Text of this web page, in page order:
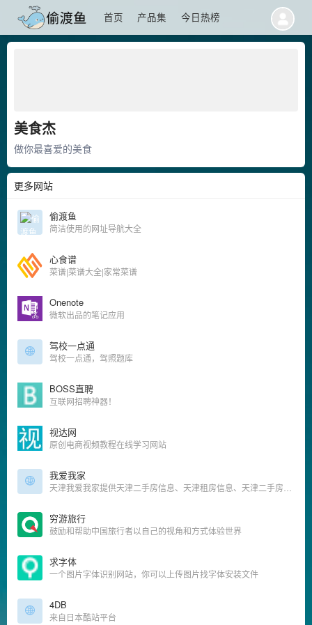
首页 产品集 今日热榜
美食杰
做你最喜爱的美食
更多网站
偷渡鱼
简洁使用的网址导航大全
心食谱
菜谱|菜谱大全|家常菜谱
Onenote
微软出品的笔记应用
驾校一点通
驾校一点通，驾照题库
BOSS直聘
互联网招聘神器！
视达网
原创电商视频教程在线学习网站
我爱我家
穷游旅行
鼓励和帮助中国旅行者以自己的视角和方式体验世界
求字体
一个图片字体识别网站，你可以上传图片找字体安装文件
4DB
来自日本酷站平台